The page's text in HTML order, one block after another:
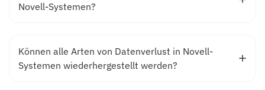
Novell-Systemen?
Können alle Arten von Datenverlust in Novell-
Systemen wiederhergestellt werden?